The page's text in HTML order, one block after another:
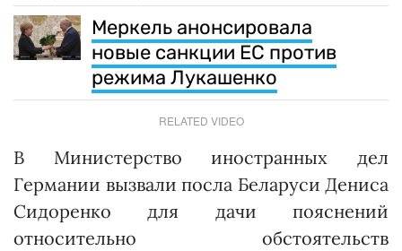
Меркель анонсировала
новые санкции ЕС против
режима Лукашенко
RELATED VIDEO
В Министерство иностранных дел
Германии вызвали посла Беларуси Дениса
Сидоренко для дачи пояснений
относительно обстоятельств